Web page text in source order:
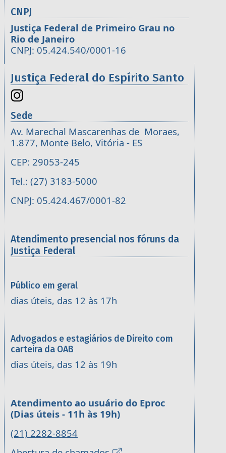
CNPJ
Justiça Federal de Primeiro Grau no
Rio de Janeiro
CNPJ: 05.424.540/0001-16
Justiça Federal do Espírito Santo
Sede
Av. Marechal Mascarenhas de Moraes,
1.877, Monte Belo, Vitória - ES
CEP: 29053-245
Tel.: (27) 3183-5000
CNPJ: 05.424.467/0001-82
Atendimento presencial nos fóruns da
Justiça Federal
Público em geral
dias úteis, das 12 às 17h
Advogados e estagiários de Direito com
carteira da OAB
dias úteis, das 12 às 19h
Atendimento ao usuário do Eproc
(Dias úteis - 11h às 19h)
(21) 2282-8854